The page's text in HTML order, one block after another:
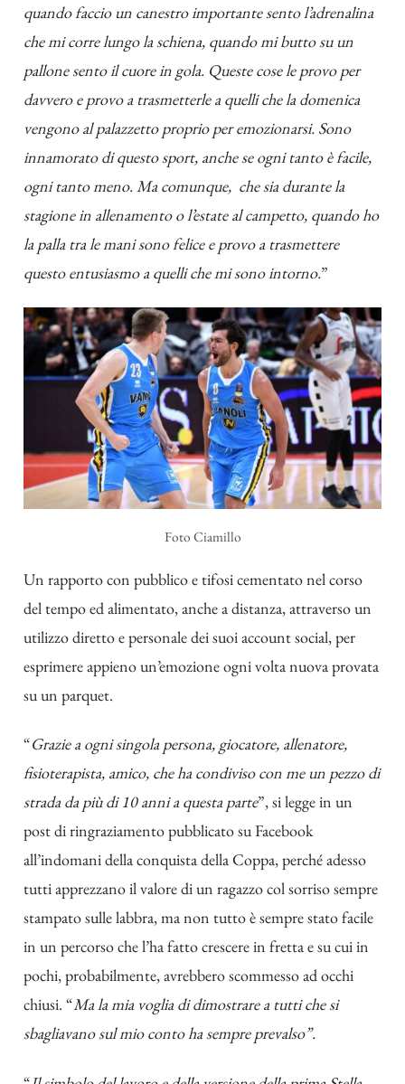
quando faccio un canestro importante sento l’adrenalina
che mi corre lungo la schiena, quando mi butto su un
pallone sento il cuore in gola. Queste cose le provo per
davvero e provo a trasmetterle a quelli che la domenica
vengono al palazzetto proprio per emozionarsi. Sono
innamorato di questo sport, anche se ogni tanto è facile,
ogni tanto meno. Ma comunque, che sia durante la
stagione in allenamento o l’estate al campetto, quando ho
la palla tra le mani sono felice e provo a trasmettere
questo entusiasmo a quelli che mi sono intorno.”
FotoCiamillo
Un rapporto con pubblico e tifosi cementato nel corso
del tempo ed alimentato, anche a distanza, attraverso un
utilizzo diretto e personale dei suoi account social, per
esprimere appieno un’emozione ogni volta nuova provata
su un parquet.
“Grazie a ogni singola persona, giocatore, allenatore,
fisioterapista, amico, che ha condiviso con me un pezzo di
strada da più di 10 anni a questa parte”, si legge in un
post di ringraziamento pubblicato su Facebook
all’indomani della conquista della Coppa, perché adesso
tutti apprezzano il valore di un ragazzo col sorriso sempre
stampato sulle labbra, ma non tutto è sempre stato facile
in un percorso che l’ha fatto crescere in fretta e su cui in
pochi, probabilmente, avrebbero scommesso ad occhi
chiusi. “Ma la mia voglia di dimostrare a tutti che si
sbagliavano sul mio conto ha sempre prevalso”.